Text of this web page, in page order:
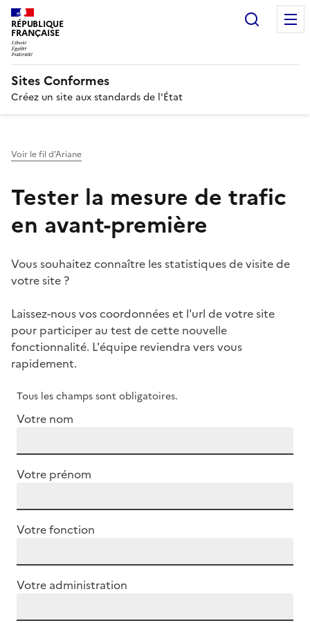
RÉPUBLIQUE
FRANÇAISE
Sites Conformes
Créez un site aux standards de l'État
Voir le fil d’Ariane
Tester la mesure de trafic
en avant-première
Vous souhaitez connaître les statistiques de visite de
votre site ?
Laissez-nous vos coordonnées et l'url de votre site
pour participer au test de cette nouvelle
fonctionnalité. L'équipe reviendra vers vous
rapidement.
Tous les champs sont obligatoires.
Votre nom
Votre prénom
Votre fonction
Votre administration